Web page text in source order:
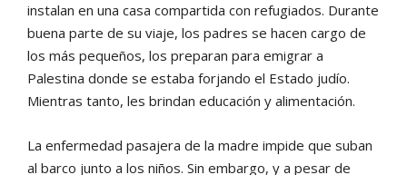
instalan en una casa compartida con refugiados. Durante
buena parte de su viaje, los padres se hacen cargo de
los más pequeños, los preparan para emigrar a
Palestina donde se estaba forjando el Estado judío.
Mientras tanto, les brindan educación y alimentación.
La enfermedad pasajera de la madre impide que suban
al barco junto a los niños. Sin embargo, y a pesar de